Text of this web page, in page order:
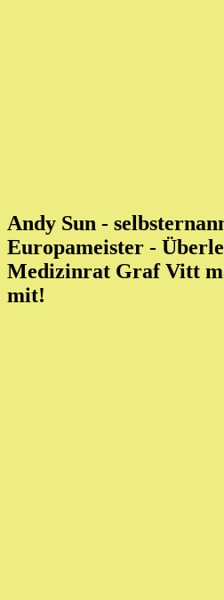
Andy Sun -
Europameister -
Medizinrat Graf Vitt
mit!